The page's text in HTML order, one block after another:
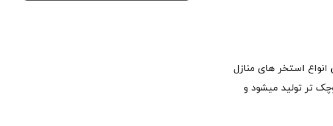
استخر های منازل
تر تولید میشود و